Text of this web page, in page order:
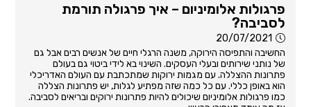
פרגולות אלומיניום – איך פרגולה תורמת
לסביבה?
20/07/2021
החשיבה והתפיסה הירוקה, משנה הרגלי חיים של אנשים רבים אבל גם
של נותני שירותים ובעלי העסקים. השינוי בא לידי ביטוי גם בעולם
פתרונות ההצללה. עם מגמות ירוקות שמתכתבת עם העולם האדריכלי
הוא באופן כללי. עם כל כמה שזה מפתיע לגלות, יש פתרונות הצללה
כמו פרגולות אלומיניום שיכולים להיות פתרונות ירוקים ובריאים לסביבה.